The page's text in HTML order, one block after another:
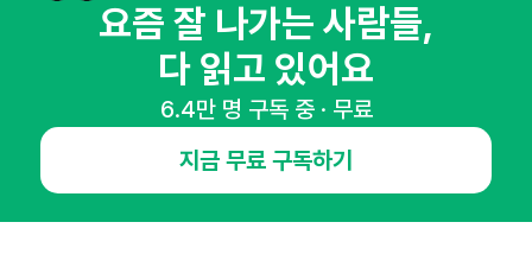
오픈애즈란
요즘 잘 나가는 사람들,
다 읽고 있어요
6.4만 명 구독 중 · 무료
지금 무료 구독하기